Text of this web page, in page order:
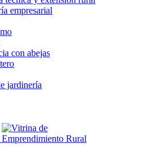
empresarial
con abejas
jardinería